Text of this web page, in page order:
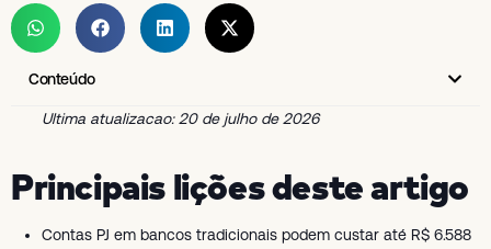
Conteúdo
Ultima atualizacao: 20 de julho de 2026
Principais lições deste artigo
Contas PJ em bancos tradicionais podem custar até R$ 6.588